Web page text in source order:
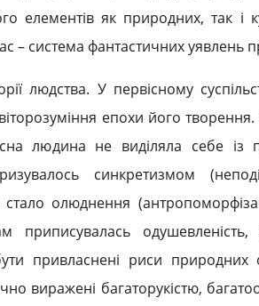
елементів як природних, так і
– система фантастичних уявлень
людства. У первісному
епохи його
людина не виділяла себе із
синкретизмом
олюднення
приписувалась
привласнені риси природних
виражені багаторукістю,